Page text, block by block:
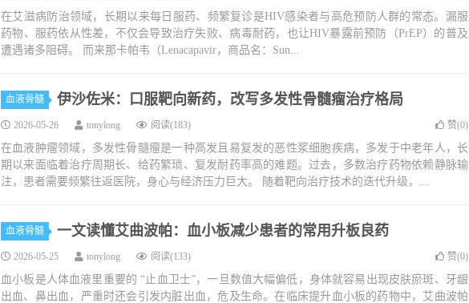
在艾滋病防治领域，长期以来每日服药、频繁复诊是HIV感染者与高危预防人群的常态。漏服
药物、服药依从性差，不仅会导致治疗失败、病毒耐药，也让HIV暴露前预防（PrEP）的普及
遭遇诸多阻碍。 而来那卡帕韦（Lenacapavir，商品名：Sun...
血液骨髓 伊沙佐米：口服靶向新药，改写多发性骨髓瘤治疗格局
2026-05-26 tonylong 阅读(183) 赞(0)
在血液肿瘤领域，多发性骨髓瘤是一种高发且易复发的恶性浆细胞疾病，多发于中老年人，长
期以来面临着治疗周期长、给药繁琐、复发耐药率高的难题。过去，多数治疗药物依赖静脉输
注，患者需要频繁往返医院，身心与经济压力巨大。 随着靶向治疗技术的迭代升级，...
血液骨髓 一文读懂艾曲波帕：血小板减少患者的常用升板良药
2026-05-25 tonylong 阅读(133) 赞(0)
血小板是人体血液里重要的 “止血卫士”，一旦数值大幅偏低，身体就容易出现皮肤瘀斑、牙龈
出血、鼻出血，严重时还会引发内脏出血，危及生命。在临床提升血小板的药物中，艾曲波帕